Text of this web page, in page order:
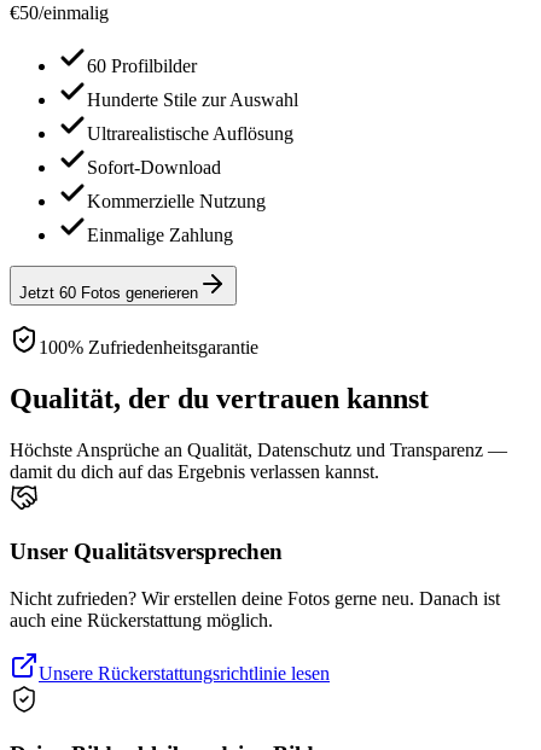
€50/einmalig
60 Profilbilder
Hunderte Stile zur Auswahl
Ultrarealistische Auflösung
Sofort-Download
Kommerzielle Nutzung
Einmalige Zahlung
Jetzt 60 Fotos generieren
100% Zufriedenheitsgarantie
Qualität, der du vertrauen kannst
Höchste Ansprüche an Qualität, Datenschutz und Transparenz —
damit du dich auf das Ergebnis verlassen kannst.
Unser Qualitätsversprechen
Nicht zufrieden? Wir erstellen deine Fotos gerne neu. Danach ist
auch eine Rückerstattung möglich.
Unsere Rückerstattungsrichtlinie lesen